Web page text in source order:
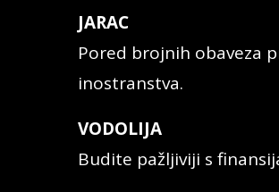
JARAC
Pored brojnih obaveza
inostranstva.
VODOLIJA
Budite pažljiviji s